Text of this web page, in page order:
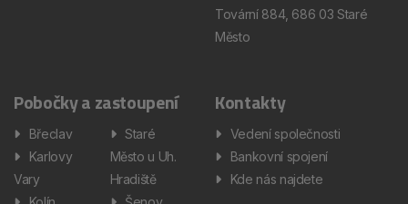
Tovární 884, 686 03 Staré
Město
Pobočky a zastoupení
Břeclav
Karlovy
Vary
Staré
Město u Uh.
Hradiště
Kontakty
Vedení společnosti
Bankovní spojení
Kde nás najdete